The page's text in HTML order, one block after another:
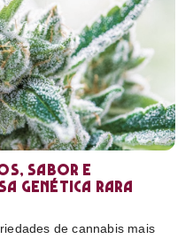
sabor e
genética rara
de cannabis mais